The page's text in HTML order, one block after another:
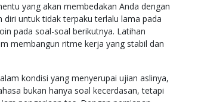
yang akan membedakan Anda dengan
diri untuk tidak terpaku terlalu lama pada
pada soal-soal berikutnya. Latihan
membangun ritme kerja yang stabil dan
kondisi yang menyerupai ujian aslinya,
bukan hanya soal kecerdasan, tetapi